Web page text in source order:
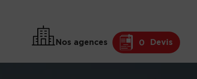
Nos agences 0 Devis